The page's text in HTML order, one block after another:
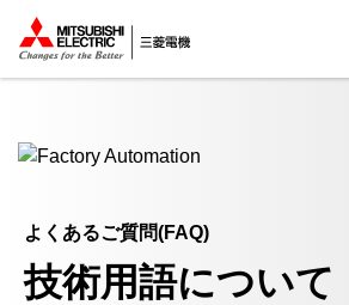
ここから本文
よくあるご質問(FAQ)
技術用語について